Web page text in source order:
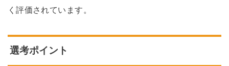
く評価されています。
選考ポイント